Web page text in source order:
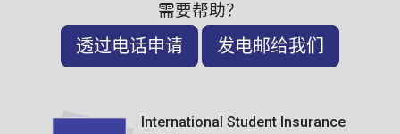
需要帮助？
透过电话申请 发电邮给我们
International Student Insurance